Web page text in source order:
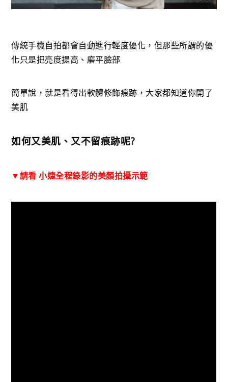
傳統手機自拍都會自動進行輕度優化，但那些所謂的優
化只是把亮度提高、磨平臉部
簡單說，就是看得出軟體修飾痕跡，大家都知道你開了
美肌
如何又美肌、又不留痕跡呢?
▼請看 小婕全程錄影的美顏拍攝示範